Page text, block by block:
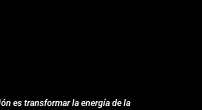
es transformar la energía de la